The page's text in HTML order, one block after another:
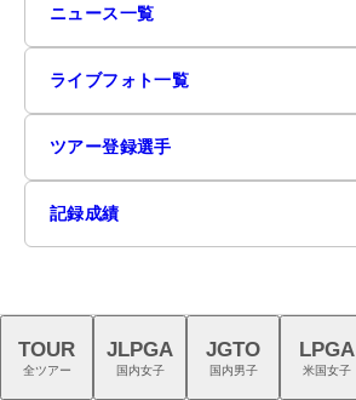
ニュース一覧
ライブフォト一覧
ツアー登録選手
記録成績
PGA 週間アクセスランキング
TOUR
全ツアー
JLPGA
国内女子
JGTO
国内男子
LPGA
米国女子